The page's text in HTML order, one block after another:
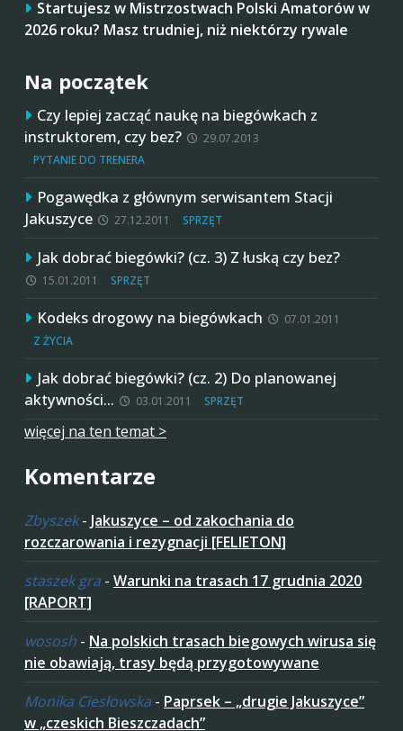
Startujesz w Mistrzostwach Polski Amatorów w
2026 roku? Masz trudniej, niż niektórzy rywale
Na początek
Czy lepiej zacząć naukę na biegówkach z
instruktorem, czy bez?
29.07.2013
PYTANIE DO TRENERA
Pogawędka z głównym serwisantem Stacji
Jakuszyce
27.12.2011 SPRZĘT
Jak dobrać biegówki? (cz. 3) Z łuską czy bez?
15.01.2011 SPRZĘT
Kodeks drogowy na biegówkach
07.01.2011
Z ŻYCIA
Jak dobrać biegówki? (cz. 2) Do planowanej
aktywności…
03.01.2011 SPRZĘT
więcej na ten temat >
Komentarze
Zbyszek- Jakuszyce – od zakochania do
rozczarowania i rezygnacji [FELIETON]
staszek gra - Warunki na trasach 17 grudnia 2020
[RAPORT]
wososh - Na polskich trasach biegowych wirusa się
nie obawiają, trasy będą przygotowywane
Monika Ciesłowska - Paprsek – „drugie Jakuszyce”
w „czeskich Bieszczadach”